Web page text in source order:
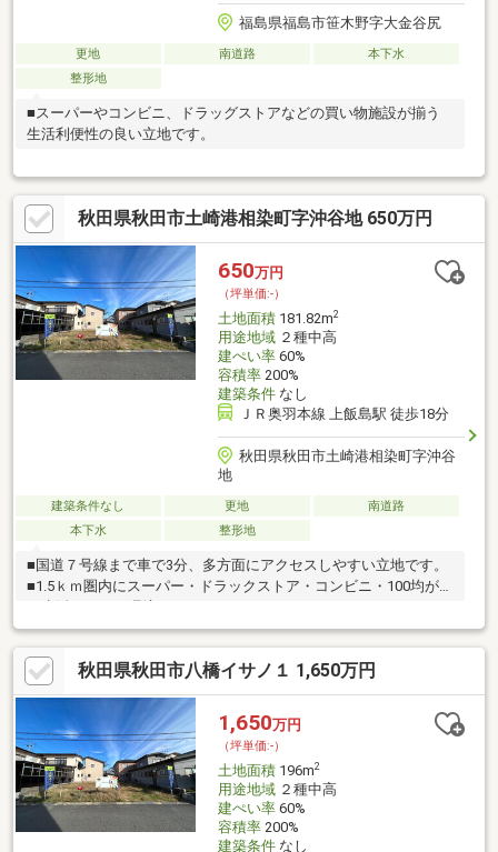
福島県福島市笹木野字大金谷尻
更地 南道路
本下水
整形地
■スーパーやコンビニ、ドラッグストアなどの買い物施設が揃う
生活利便性の良い立地です。
秋田県秋田市土崎港相染町字沖谷地 650万円
650万円
（坪単価:-）
土地面積181.82m2
用途地域２種中高
建ぺい率60%
容積率200%
建築条件なし
ＪＲ奥羽本線 上飯島駅 徒歩18分
秋田県秋田市土崎港相染町字沖谷
地
建築条件なし 更地
南道路
本下水
整形地
■国道７号線まで車で3分、多方面にアクセスしやすい立地です。
■1.5ｋｍ圏内にスーパー・ドラックストア・コンビニ・100均があ
秋田県秋田市八橋イサノ１ 1,650万円
1,650万円
（坪単価:-）
土地面積196m2
用途地域２種中高
建ぺい率60%
容積率200%
建築条件なし